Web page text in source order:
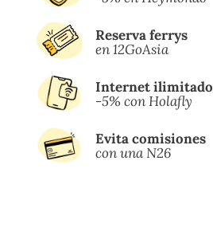
Reserva ferrys
en 12GoAsia
Internet ilimitado
-5% con Holafly
Evita comisiones
con una N26